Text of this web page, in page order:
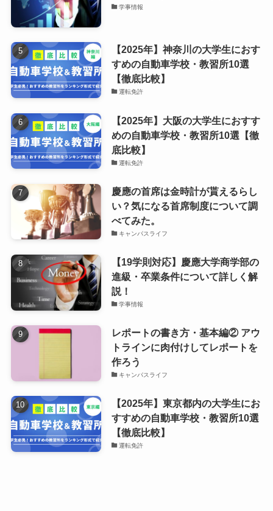
学事情報
【2025年】神奈川の大学生におす
すめの自動車学校・教習所10選
【徹底比較】
運転免許
【2025年】大阪の大学生におすす
めの自動車学校・教習所10選【徹
底比較】
運転免許
慶應の首席は金時計が貰えるらし
い？気になる首席制度について調
べてみた。
キャンパスライフ
【19学則対応】慶應大学商学部の
進級・卒業条件について詳しく解
説！
学事情報
レポートの書き方・基本編② アウ
トラインに肉付けしてレポートを
作ろう
キャンパスライフ
【2025年】東京都内の大学生にお
すすめの自動車学校・教習所10選
【徹底比較】
運転免許